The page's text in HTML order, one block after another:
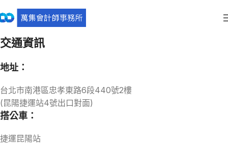
交通資訊
地址：
台北市南港區忠孝東路6段440號2樓
(昆陽捷運站4號出口對面)
搭公車：
捷運昆陽站